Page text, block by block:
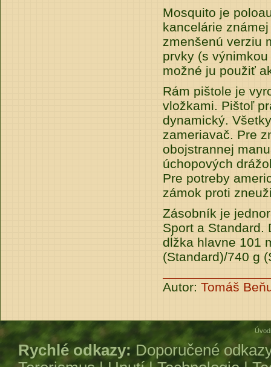
Mosquito je
kancelárie
zmenšenú verziu
prvky (s
možné ju použiť
Rám pištole je
vložkami. Pištoľ
dynamický.
zameriavač. Pre
obojstrannej
úchopových
Pre potreby
zámok proti
Zásobník je
Sport a Standard.
dĺžka hlavne 101
(Standard)/740 g
Autor: Tomáš
Rychlé odkazy: Doporučené